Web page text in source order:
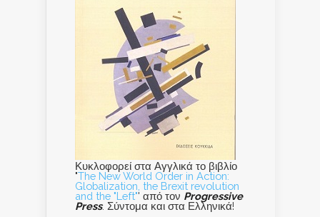
Κυκλοφορεί στα Αγγλικά το βιβλίο
"The New World Order in Action:
Globalization, the Brexit revolution
and the "Left"' από τον Progressive
Press. Σύντομα και στα Ελληνικά!